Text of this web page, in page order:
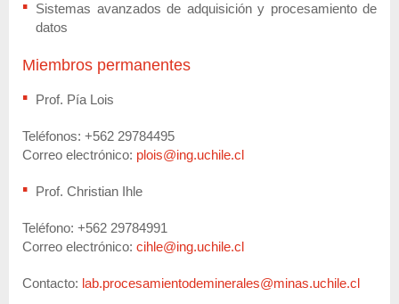
Sistemas avanzados de adquisición y procesamiento de
datos
Miembros permanentes
Prof. Pía Lois
Teléfonos: +562 29784495
Correo electrónico: plois@ing.uchile.cl
Prof. Christian Ihle
Teléfono: +562 29784991
Correo electrónico: cihle@ing.uchile.cl
Contacto: lab.procesamientodeminerales@minas.uchile.cl